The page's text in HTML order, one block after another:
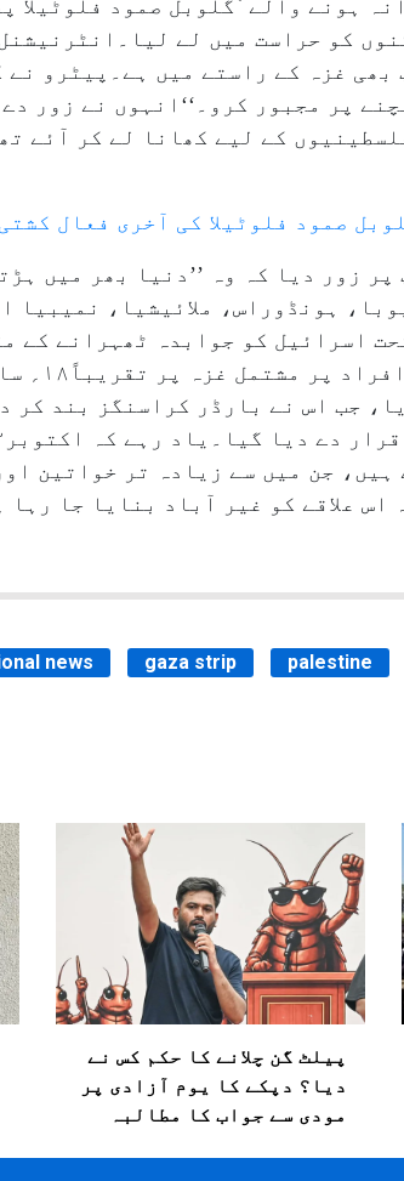
زائد کارکنوں کو حراست میں لے
غزہ کے راستے میں ہے۔پیٹرو نے
پر مجبور کرو۔‘‘انہوں نے زور
کے لیے کھانا لے کر آئے
صمود فلوٹیلا کی آخری فعال
زور دیا کہ وہ ’’دنیا بھر میں
ہونڈوراس، ملائیشیا، نمیبیا
اسرائیل کو جوابدہ ٹھہرانے کے
جب اس نے بارڈر کراسنگز بند
ہیں، جن میں سے زیادہ تر خواتین
اس علاقے کو غیر آباد بنایا جا
news gaza strip palestine
پیلٹ گن چلانے کا حکم کس نے
دیا؟ دپکے کا یوم آزادی پر
مودی سے جواب کا مطالبہ